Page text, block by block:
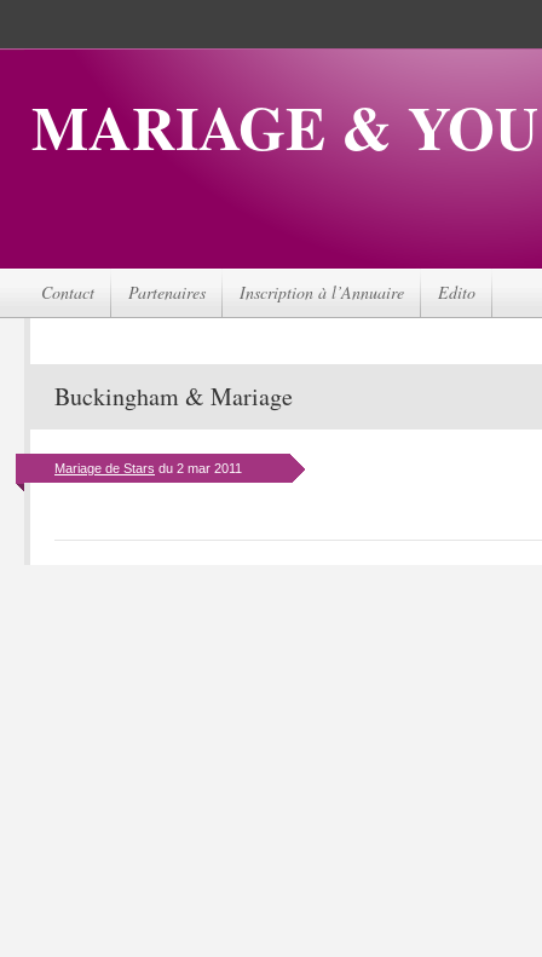
MARIAGE & YOU
Contact Partenaires Inscription à l’Annuaire Edito
Buckingham & Mariage
Mariage de Stars du 2 mar 2011